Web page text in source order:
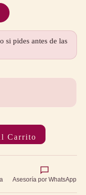
si pides antes de las
Carrito
Asesoría por WhatsApp